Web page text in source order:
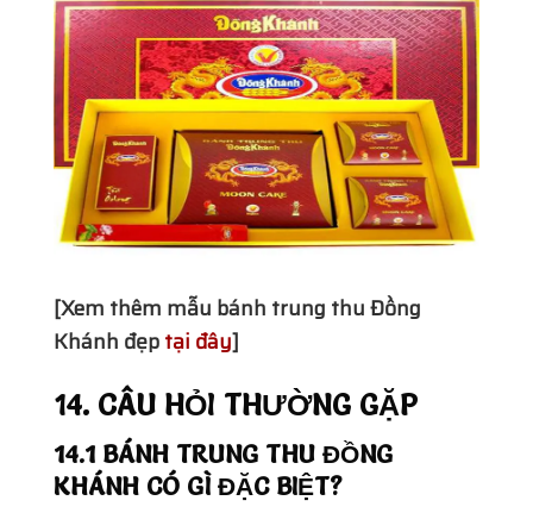
[Xem thêm mẫu bánh trung thu Đồng
Khánh đẹptại đây]
14. CÂU HỎI THƯỜNG GẶP
14.1 BÁNH TRUNG THU ĐỒNG
KHÁNH CÓ GÌ ĐẶC BIỆT?